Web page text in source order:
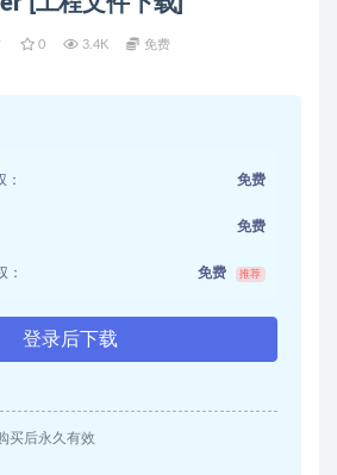
0 3.4K 免费
免费
免费
： 免费 推荐
登录后下载
买后永久有效